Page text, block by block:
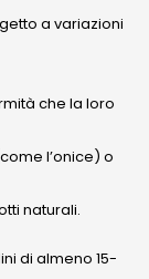
a variazioni
che la loro
l’onice) o
naturali.
di almeno 15-